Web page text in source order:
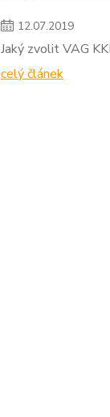
12.07.2019
Jaký zvolit VAG
celý článek